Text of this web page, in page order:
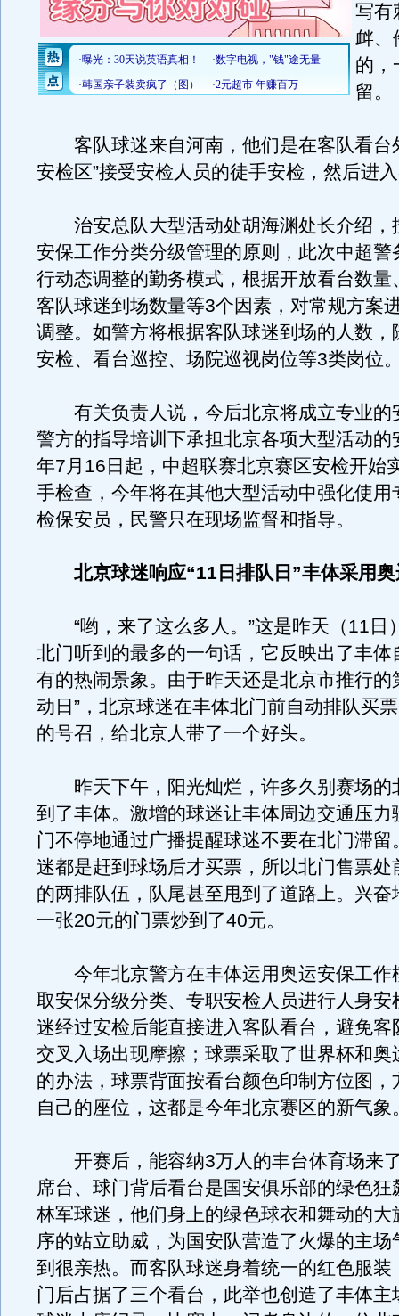
写有
衅、
的，
留。
客队球迷来自河南，他们是在客队看台
安检区”接受安检人员的徒手安检，然后进
治安总队大型活动处胡海渊处长介绍，
安保工作分类分级管理的原则，此次中超警
行动态调整的勤务模式，根据开放看台数量
客队球迷到场数量等3个因素，对常规方案
调整。如警方将根据客队球迷到场的人数，
安检、看台巡控、场院巡视岗位等3类岗位
有关负责人说，今后北京将成立专业的
警方的指导培训下承担北京各项大型活动的
年7月16日起，中超联赛北京赛区安检开始
手检查，今年将在其他大型活动中强化使用
检保安员，民警只在现场监督和指导。
北京球迷响应“11日排队日”丰体采用
“哟，来了这么多人。”这是昨天（11日
北门听到的最多的一句话，它反映出了丰体
有的热闹景象。由于昨天还是北京市推行的
动日”，北京球迷在丰体北门前自动排队买
的号召，给北京人带了一个好头。
昨天下午，阳光灿烂，许多久别赛场的
到了丰体。激增的球迷让丰体周边交通压力
门不停地通过广播提醒球迷不要在北门滞留
迷都是赶到球场后才买票，所以北门售票处
的两排队伍，队尾甚至甩到了道路上。兴奋
一张20元的门票炒到了40元。
今年北京警方在丰体运用奥运安保工作
取安保分级分类、专职安检人员进行人身安
迷经过安检后能直接进入客队看台，避免客
交叉入场出现摩擦；球票采取了世界杯和奥
的办法，球票背面按看台颜色印制方位图，
自己的座位，这都是今年北京赛区的新气象
开赛后，能容纳3万人的丰台体育场来
席台、球门背后看台是国安俱乐部的绿色狂
林军球迷，他们身上的绿色球衣和舞动的大
序的站立助威，为国安队营造了火爆的主场
到很亲热。而客队球迷身着统一的红色服装
门后占据了三个看台，此举也创造了丰体主